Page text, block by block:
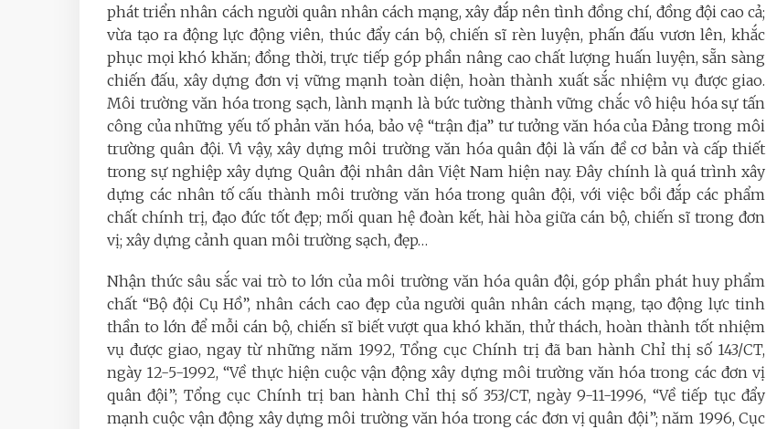
phát triển nhân cách người quân nhân cách mạng, xây đắp nên tình đồng chí, đồng đội cao cả;
vừa tạo ra động lực động viên, thúc đẩy cán bộ, chiến sĩ rèn luyện, phấn đấu vươn lên, khắc
phục mọi khó khăn; đồng thời, trực tiếp góp phần nâng cao chất lượng huấn luyện, sẵn sàng
chiến đấu, xây dựng đơn vị vững mạnh toàn diện, hoàn thành xuất sắc nhiệm vụ được giao.
Môi trường văn hóa trong sạch, lành mạnh là bức tường thành vững chắc vô hiệu hóa sự tấn
công của những yếu tố phản văn hóa, bảo vệ “trận địa” tư tưởng văn hóa của Đảng trong môi
trường quân đội. Vì vậy, xây dựng môi trường văn hóa quân đội là vấn đề cơ bản và cấp thiết
trong sự nghiệp xây dựng Quân đội nhân dân Việt Nam hiện nay. Đây chính là quá trình xây
dựng các nhân tố cấu thành môi trường văn hóa trong quân đội, với việc bồi đắp các phẩm
chất chính trị, đạo đức tốt đẹp; mối quan hệ đoàn kết, hài hòa giữa cán bộ, chiến sĩ trong đơn
vị; xây dựng cảnh quan môi trường sạch, đẹp…
Nhận thức sâu sắc vai trò to lớn của môi trường văn hóa quân đội, góp phần phát huy phẩm
chất “Bộ đội Cụ Hồ”, nhân cách cao đẹp của người quân nhân cách mạng, tạo động lực tinh
thần to lớn để mỗi cán bộ, chiến sĩ biết vượt qua khó khăn, thử thách, hoàn thành tốt nhiệm
vụ được giao, ngay từ những năm 1992, Tổng cục Chính trị đã ban hành Chỉ thị số 143/CT,
ngày 12-5-1992, “Về thực hiện cuộc vận động xây dựng môi trường văn hóa trong các đơn vị
quân đội”; Tổng cục Chính trị ban hành Chỉ thị số 353/CT, ngày 9-11-1996, “Về tiếp tục đẩy
mạnh cuộc vận động xây dựng môi trường văn hóa trong các đơn vị quân đội”; năm 1996, Cục